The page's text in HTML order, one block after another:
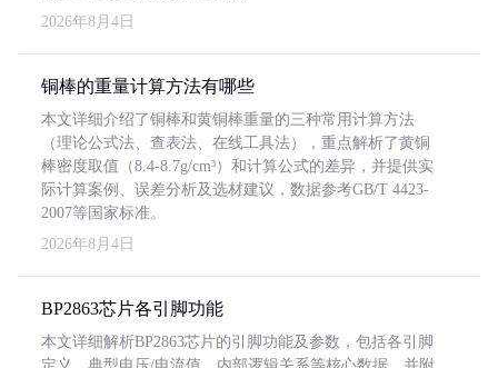
2026年8月4日
铜棒的重量计算方法有哪些
本文详细介绍了铜棒和黄铜棒重量的三种常用计算方法
（理论公式法、查表法、在线工具法），重点解析了黄铜
棒密度取值（8.4-8.7g/cm³）和计算公式的差异，并提供实
际计算案例、误差分析及选材建议，数据参考GB/T 4423-
2007等国家标准。
2026年8月4日
BP2863芯片各引脚功能
本文详细解析BP2863芯片的引脚功能及参数，包括各引脚